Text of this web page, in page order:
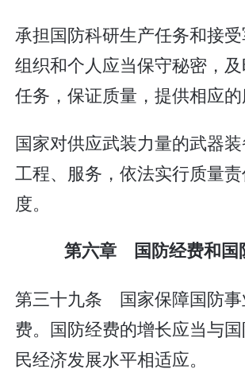
承担国防科研生产任务和接
组织和个人应当保守秘密，
任务，保证质量，提供相应的
国家对供应武装力量的武器装
工程、服务，依法实行质量
度。
第六章 国防经费和国
第三十九条 国家保障国防事
费。国防经费的增长应当与
民经济发展水平相适应。